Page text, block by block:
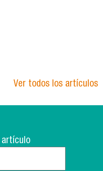
Ver todos los artículos
artículo